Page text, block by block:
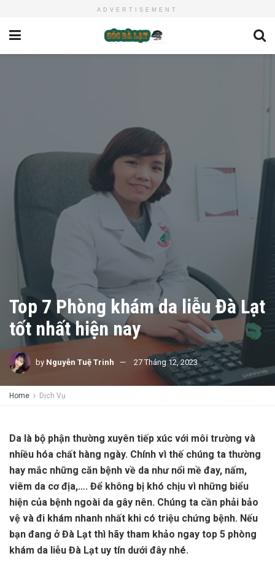
ADVERTISEMENT
Top 7 Phòng khám da liễu Đà Lạt
tốt nhất hiện nay
by Nguyễn Tuệ Trinh 27 Tháng 12, 2023
Home Dịch Vụ
Da là bộ phận thường xuyên tiếp xúc với môi trường và
nhiều hóa chất hàng ngày. Chính vì thế chúng ta thường
hay mắc những căn bệnh về da như nổi mề đay, nấm,
viêm da cơ địa,…. Để không bị khó chịu vì những biểu
hiện của bệnh ngoài da gây nên. Chúng ta cần phải bảo
vệ và đi khám nhanh nhất khi có triệu chứng bệnh. Nếu
bạn đang ở Đà Lạt thì hãy tham khảo ngay top 5 phòng
khám da liễu Đà Lạt uy tín dưới đây nhé.